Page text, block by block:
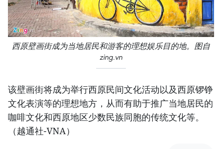
西原壁画街成为当地居民和游客的理想娱乐目的地。图自
zing.vn
该壁画街将成为举行西原民间文化活动以及西原锣铮
文化表演等的理想地方，从而有助于推广当地居民的
咖啡文化和西原地区少数民族同胞的传统文化等。
（越通社-VNA）